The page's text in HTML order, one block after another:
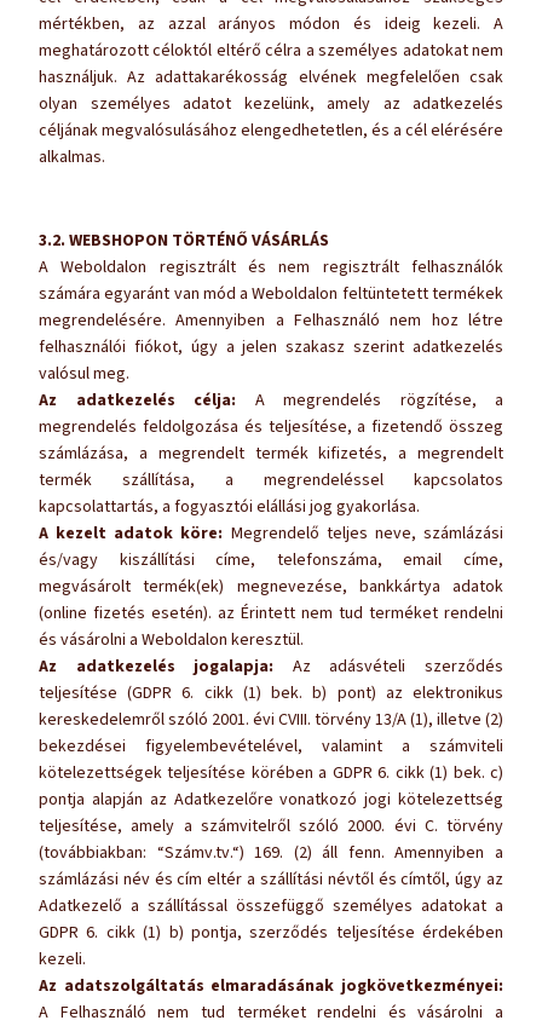
mértékben, az azzal arányos módon és ideig kezeli. A
meghatározott céloktól eltérő célra a személyes adatokat nem
használjuk. Az adattakarékosság elvének megfelelően csak
olyan személyes adatot kezelünk, amely az adatkezelés
céljának megvalósulásához elengedhetetlen, és a cél elérésére
alkalmas.
3.2. WEBSHOPON TÖRTÉNŐ VÁSÁRLÁS
A Weboldalon regisztrált és nem regisztrált felhasználók
számára egyaránt van mód a Weboldalon feltüntetett termékek
megrendelésére. Amennyiben a Felhasználó nem hoz létre
felhasználói fiókot, úgy a jelen szakasz szerint adatkezelés
valósul meg.
Az adatkezelés célja: A megrendelés rögzítése, a
megrendelés feldolgozása és teljesítése, a fizetendő összeg
számlázása, a megrendelt termék kifizetés, a megrendelt
termék szállítása, a megrendeléssel kapcsolatos
kapcsolattartás, a fogyasztói elállási jog gyakorlása.
A kezelt adatok köre: Megrendelő teljes neve, számlázási
és/vagy kiszállítási címe, telefonszáma, email címe,
megvásárolt termék(ek) megnevezése, bankkártya adatok
(online fizetés esetén). az Érintett nem tud terméket rendelni
és vásárolni a Weboldalon keresztül.
Az adatkezelés jogalapja: Az adásvételi szerződés
teljesítése (GDPR 6. cikk (1) bek. b) pont) az elektronikus
kereskedelemről szóló 2001. évi CVIII. törvény 13/A (1), illetve (2)
bekezdései figyelembevételével, valamint a számviteli
kötelezettségek teljesítése körében a GDPR 6. cikk (1) bek. c)
pontja alapján az Adatkezelőre vonatkozó jogi kötelezettség
teljesítése, amely a számvitelről szóló 2000. évi C. törvény
(továbbiakban: “Számv.tv.“) 169. (2) áll fenn. Amennyiben a
számlázási név és cím eltér a szállítási névtől és címtől, úgy az
Adatkezelő a szállítással összefüggő személyes adatokat a
GDPR 6. cikk (1) b) pontja, szerződés teljesítése érdekében
kezeli.
Az adatszolgáltatás elmaradásának jogkövetkezményei:
A Felhasználó nem tud terméket rendelni és vásárolni a